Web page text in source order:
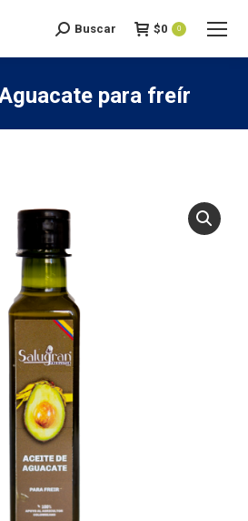
Search:
Buscar $0 0
para freír